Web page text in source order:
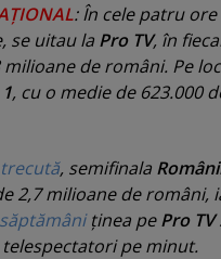
: În cele patru
se uitau la Pro TV, în
de români. Pe
, cu o medie de 623.000
, semifinala
2,7 milioane de români,
ţinea pePro TV
pe minut.